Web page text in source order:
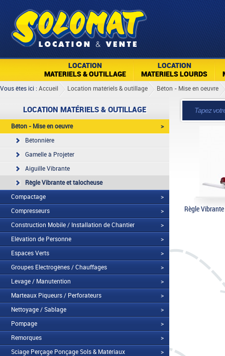
LOCATION
MATERIELS & OUTILLAGE
LOCATION
MATERIELS LOURDS
Vous êtes ici : Accueil Location matériels & outillage Béton - Mise en oeuvre
LOCATION MATÉRIELS & OUTILLAGE
Béton - Mise en oeuvre
>
Bétonnière
Gamelle à Projeter
Aiguille Vibrante
Règle Vibrante et talocheuse
Compactage
>
Compresseurs
>
Construction Mobile / Installation de Chantier
>
Elévation de Personne
>
Espaces Verts
>
Groupes Electrogènes / Chauffages
>
Levage / Manutention
>
Marteaux Piqueurs / Perforateurs
>
Nettoyage / Sablage
>
Pompage
>
Remorques
>
Sciage Perçage Ponçage Sols & Matériaux
>
Règle